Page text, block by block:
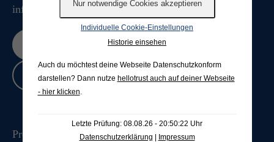
info@budde-grabmale.de
Bewertungen lesen
Produkte & Ausstellung
Individuelle Cookie-Einstellungen
Historie einsehen
Auch du möchtest deine Webseite Datenschutzkonform
darstellen? Dann nutze hellotrust auch auf deiner Webseite
- hier klicken
Letzte Prüfung: 08.08.26 - 20:50:22 Uhr
Datenschutzerklärung | Impressum